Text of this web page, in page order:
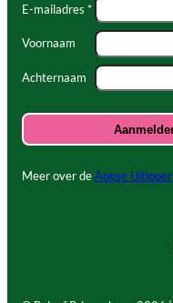
E-mailadres *
Voornaam
Achternaam
Meer over deAogse Uitloper